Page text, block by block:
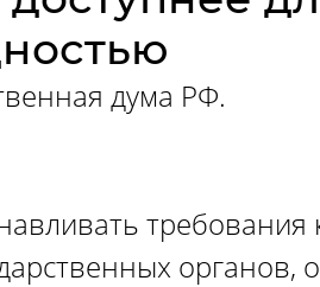
дума РФ.
требования
органов,